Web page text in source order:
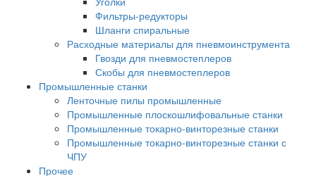
Фильтры-редукторы
Шланги спиральные
Расходные материалы для пневмоинструмента
Гвозди для пневмостеплеров
Скобы для пневмостеплеров
Промышленные станки
Ленточные пилы промышленные
Промышленные плоскошлифовальные станки
Промышленные токарно-винторезные станки
Промышленные токарно-винторезные станки с
ЧПУ
Прочее